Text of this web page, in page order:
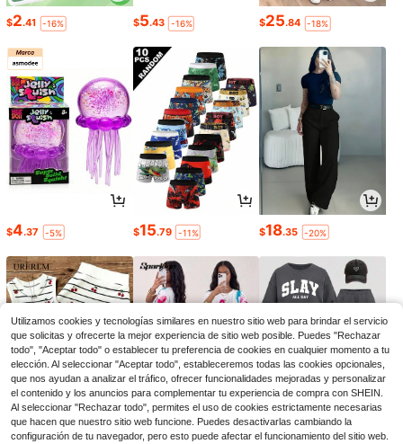
$2.41 -16% $5.43 -16% $25.84 -18%
$4.37 -5% $15.79 -11% $18.35 -20%
$12.79 -11% $12.09 -11% $11.79 -11%
Utilizamos cookies y tecnologías similares en nuestro sitio web para brindar el servicio
que solicitas y ofrecerte la mejor experiencia de sitio web posible. Puedes "Rechazar
todo", "Aceptar todo" o establecer tu preferencia de cookies en cualquier momento a tu
elección. Al seleccionar "Aceptar todo", estableceremos todas las cookies opcionales,
que nos ayudan a analizar el tráfico, ofrecer funcionalidades mejoradas y personalizar
el contenido y los anuncios para complementar tu experiencia de compra con SHEIN.
Al seleccionar "Rechazar todo", permites el uso de cookies estrictamente necesarias
que hacen que nuestro sitio web funcione. Puedes desactivarlas cambiando la
configuración de tu navegador, pero esto puede afectar el funcionamiento del sitio web.